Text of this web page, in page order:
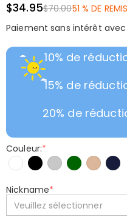
$34.95$70.0051 % DE
Paiement sans intérêt avec
10% de
15% de
20% de
Couleur:*
Nickname*
Veuillez sélectionner